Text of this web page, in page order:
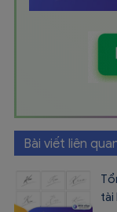
Bài viết liên
tài